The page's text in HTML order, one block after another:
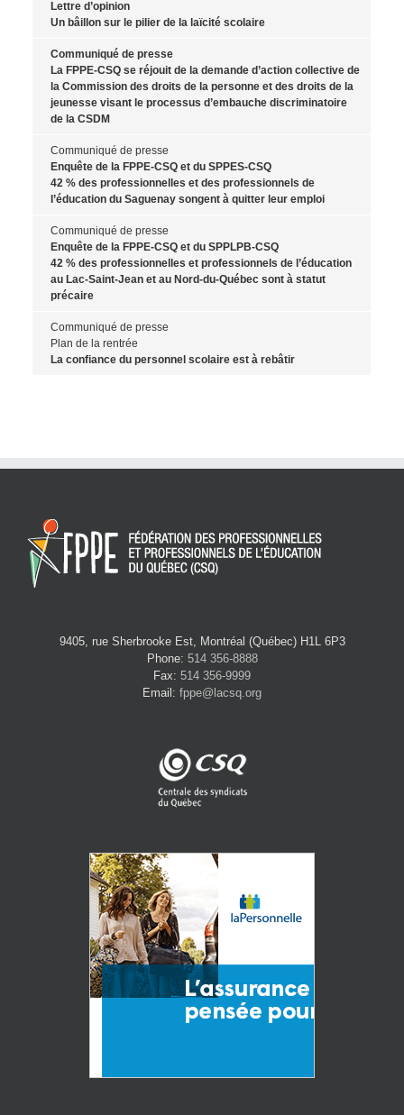
Lettre d’opinion
Un bâillon sur le pilier de la laïcité scolaire
Communiqué de presse
La FPPE-CSQ se réjouit de la demande d’action collective de
la Commission des droits de la personne et des droits de la
jeunesse visant le processus d’embauche discriminatoire
de la CSDM
Communiqué de presse
Enquête de la FPPE-CSQ et du SPPES-CSQ
42 % des professionnelles et des professionnels de
l’éducation du Saguenay songent à quitter leur emploi
Communiqué de presse
Enquête de la FPPE-CSQ et du SPPLPB-CSQ
42 % des professionnelles et professionnels de l’éducation
au Lac-Saint-Jean et au Nord-du-Québec sont à statut
précaire
Communiqué de presse
Plan de la rentrée
La confiance du personnel scolaire est à rebâtir
9405, rue Sherbrooke Est, Montréal (Québec) H1L 6P3
Phone: 514 356-8888
Fax: 514 356-9999
Email: fppe@lacsq.org